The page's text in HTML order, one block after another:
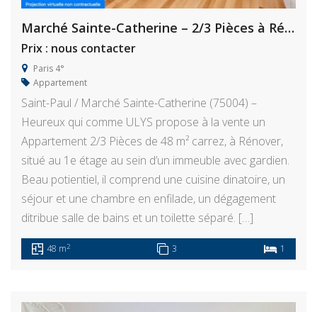
Marché Sainte-Catherine – 2/3 Pièces à Rénover
Prix : nous contacter
Paris 4°
Appartement
Saint-Paul / Marché Sainte-Catherine (75004) –
Heureux qui comme ULYS propose à la vente un
Appartement 2/3 Pièces de 48 m² carrez, à Rénover,
situé au 1e étage au sein d’un immeuble avec gardien.
Beau potientiel, il comprend une cuisine dinatoire, un
séjour et une chambre en enfilade, un dégagement
ditribue salle de bains et un toilette séparé. […]
48 m2 3 1